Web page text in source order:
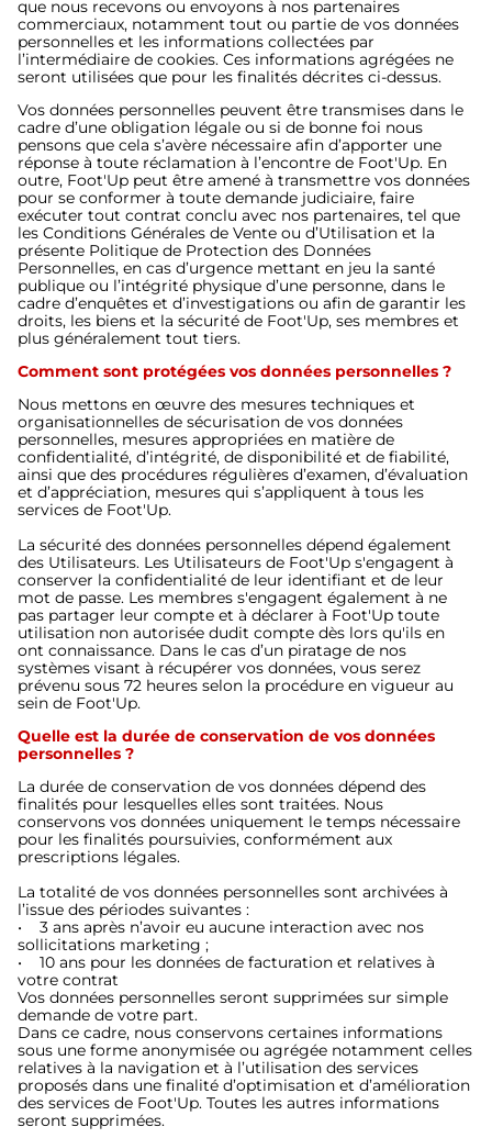
que nous recevons ou envoyons à nos partenaires
commerciaux, notamment tout ou partie de vos données
personnelles et les informations collectées par
l’intermédiaire de cookies. Ces informations agrégées ne
seront utilisées que pour les finalités décrites ci-dessus.
Vos données personnelles peuvent être transmises dans le
cadre d’une obligation légale ou si de bonne foi nous
pensons que cela s’avère nécessaire afin d’apporter une
réponse à toute réclamation à l’encontre de Foot'Up. En
outre, Foot'Up peut être amené à transmettre vos données
pour se conformer à toute demande judiciaire, faire
exécuter tout contrat conclu avec nos partenaires, tel que
les Conditions Générales de Vente ou d’Utilisation et la
présente Politique de Protection des Données
Personnelles, en cas d’urgence mettant en jeu la santé
publique ou l’intégrité physique d’une personne, dans le
cadre d’enquêtes et d’investigations ou afin de garantir les
droits, les biens et la sécurité de Foot'Up, ses membres et
plus généralement tout tiers.
Comment sont protégées vos données personnelles ?
Nous mettons en œuvre des mesures techniques et
organisationnelles de sécurisation de vos données
personnelles, mesures appropriées en matière de
confidentialité, d’intégrité, de disponibilité et de fiabilité,
ainsi que des procédures régulières d’examen, d’évaluation
et d’appréciation, mesures qui s’appliquent à tous les
services de Foot'Up.
La sécurité des données personnelles dépend également
des Utilisateurs. Les Utilisateurs de Foot'Up s'engagent à
conserver la confidentialité de leur identifiant et de leur
mot de passe. Les membres s'engagent également à ne
pas partager leur compte et à déclarer à Foot'Up toute
utilisation non autorisée dudit compte dès lors qu'ils en
ont connaissance. Dans le cas d’un piratage de nos
systèmes visant à récupérer vos données, vous serez
prévenu sous 72 heures selon la procédure en vigueur au
sein de Foot'Up.
Quelle est la durée de conservation de vos données
personnelles ?
La durée de conservation de vos données dépend des
finalités pour lesquelles elles sont traitées. Nous
conservons vos données uniquement le temps nécessaire
pour les finalités poursuivies, conformément aux
prescriptions légales.
La totalité de vos données personnelles sont archivées à
l’issue des périodes suivantes :
• 3 ans après n’avoir eu aucune interaction avec nos
sollicitations marketing ;
• 10 ans pour les données de facturation et relatives à
votre contrat
Vos données personnelles seront supprimées sur simple
demande de votre part.
Dans ce cadre, nous conservons certaines informations
sous une forme anonymisée ou agrégée notamment celles
relatives à la navigation et à l’utilisation des services
proposés dans une finalité d’optimisation et d’amélioration
des services de Foot'Up. Toutes les autres informations
seront supprimées.